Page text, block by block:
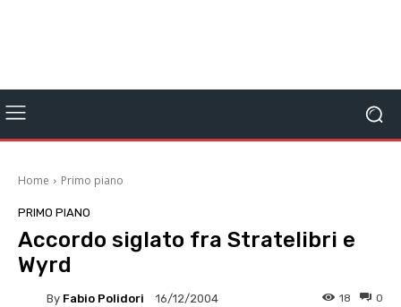
Home Primo piano
PRIMO PIANO
Accordo siglato fra Stratelibri e
Wyrd
By Fabio Polidori 16/12/2004 0
18